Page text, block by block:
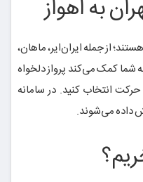
به اهواز
از جمله ایران‌ایر، ماهان،
شما کمک می‌کند پرواز دلخواه
انتخاب کنید. در سامانه
داده می‌شوند.